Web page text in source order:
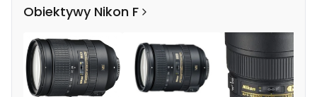
Obiektywy Nikon F